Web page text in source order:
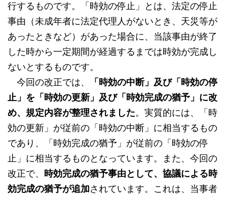
行するものです。「時効の停止」とは、法定の停止
事由（未成年者に法定代理人がないとき、天災等が
あったときなど）があった場合に、当該事由が終了
した時から一定期間が経過するまでは時効が完成し
ないとするものです。
今回の改正では、
「時効の中断」及び「時効の停
止」を「時効の更新」及び「時効完成の猶予」に改
め、規定内容が整理されました。実質的には、「時
効の更新」が従前の「時効の中断」に相当するもの
であり、「時効完成の猶予」が従前の「時効の停
止」に相当するものとなっています。また、今回の
改正で、 時効完成の猶予事由として、協議による時
効完成の猶予が追加されています。これは、当事者